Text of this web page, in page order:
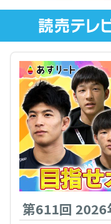
第611回 2026